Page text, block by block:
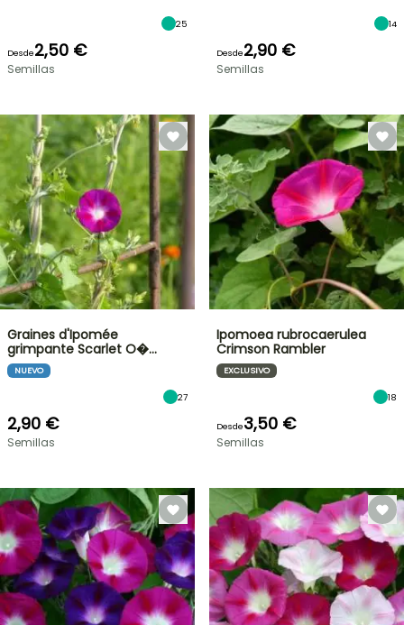
25
Desde2,50 €
Semillas
14
Desde2,90 €
Semillas
Graines d'Ipomée
grimpante Scarlet O�…
NUEVO
27
2,90 €
Semillas
Ipomoea rubrocaerulea
Crimson Rambler
EXCLUSIVO
18
Desde3,50 €
Semillas